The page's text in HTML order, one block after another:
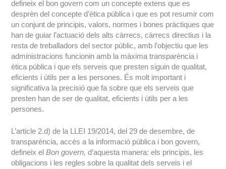
defineix el bon govern com un concepte extens que es
desprèn del concepte d’ètica pública i que es pot resumir com
un conjunt de principis, valors, normes i bones pràctiques que
han de guiar l’actuació dels alts càrrecs, càrrecs directius i la
resta de treballadors del sector públic, amb l’objectiu que les
administracions funcionin amb la màxima transparència i
ètica pública i que els serveis que presten siguin de qualitat,
eficients i útils per a les persones. És molt important i
significativa la precisió que fa sobre que els serveis que
presten han de ser de qualitat, eficients i útils per a les
persones.
L’article 2.d) de la LLEI 19/2014, del 29 de desembre, de
transparència, accés a la informació pública i bon govern,
defineix elBon govern,d’aquesta manera: els principis, les
obligacions i les regles sobre la qualitat dels serveis i el